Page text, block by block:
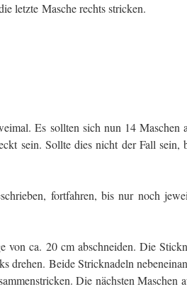
letzte Masche rechts stricken.
Es sollten sich nun 14 Maschen
sein. Sollte dies nicht der Fall sein,
fortfahren, bis nur noch
von ca. 20 cm abschneiden. Die
drehen. Beide Stricknadeln
Die nächsten Maschen